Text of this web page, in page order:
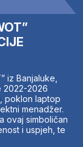
iz Banjaluke,
2022-2026
poklon laptop
menadžer.
ovaj simboličan
i uspjeh, te